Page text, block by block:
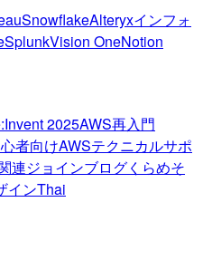
SnowflakeAlteryxインフォ
SplunkVision OneNotion
2025AWS再入門
者向けAWSテクニカルサポ
連ジョインブログくらめそ
インThai